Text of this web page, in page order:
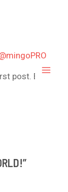
post. Edit